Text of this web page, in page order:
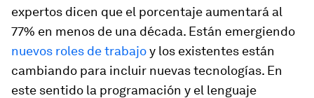
expertos dicen que el porcentaje aumentará al
77% en menos de una década. Están emergiendo
nuevos roles de trabajoy los existentes están
cambiando para incluir nuevas tecnologías. En
este sentido la programación y el lenguaje